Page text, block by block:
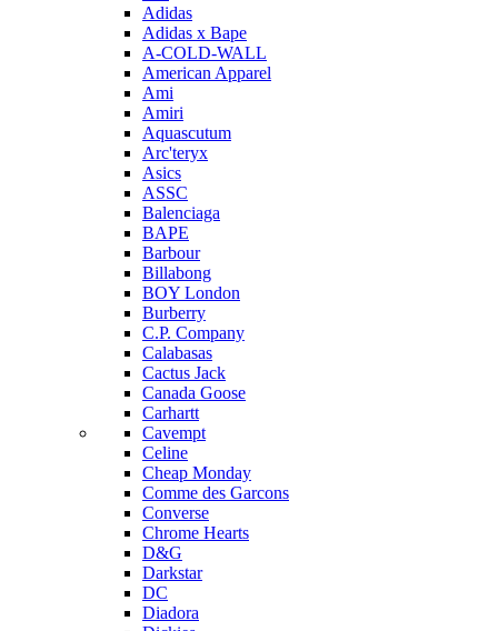
Adidas
Adidas x Bape
A-COLD-WALL
American Apparel
Ami
Amiri
Aquascutum
Arc'teryx
Asics
ASSC
Balenciaga
BAPE
Barbour
Billabong
BOY London
Burberry
C.P. Company
Calabasas
Cactus Jack
Canada Goose
Carhartt
Cavempt
Celine
Cheap Monday
Comme des Garcons
Converse
Chrome Hearts
D&G
Darkstar
DC
Diadora